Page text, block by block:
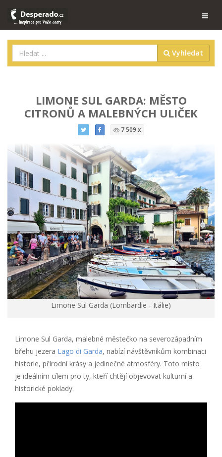
Vyhledat
LIMONE SUL GARDA: MĚSTO
CITRONŮ A MALEBNÝCH ULIČEK
7 509 x
Limone Sul Garda (Lombardie - Itálie)
Limone Sul Garda, malebné městečko na severozápadním
břehu jezera Lago di Garda, nabízí návštěvníkům kombinaci
historie, přírodní krásy a jedinečné atmosféry. Toto místo
je ideálním cílem pro ty, kteří chtějí objevovat kulturní a
historické poklady.